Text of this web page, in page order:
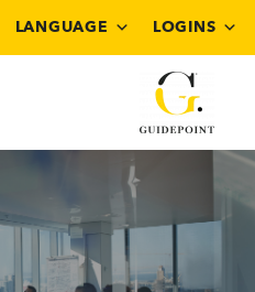
LANGUAGE LOGINS